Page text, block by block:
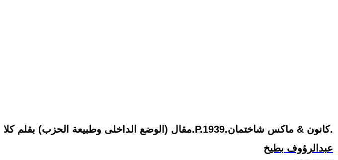
مقال (الوضع الداخلى وطبيعة الحزب) بقلم كلا من:جيمس.P.كانون & ماكس شاختمان.1939.
عبدالرؤوف بطيخ